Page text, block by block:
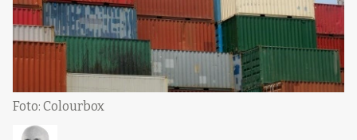
Foto: Colourbox